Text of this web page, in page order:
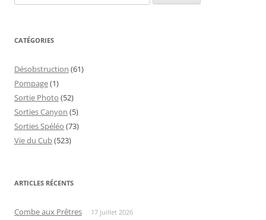
CATÉGORIES
Désobstruction (61)
Pompage(1)
Sortie Photo (52)
Sorties Canyon (5)
Sorties Spéléo (73)
Vie du Cub(523)
ARTICLES RÉCENTS
Combe aux Prêtres 17 juillet 2026